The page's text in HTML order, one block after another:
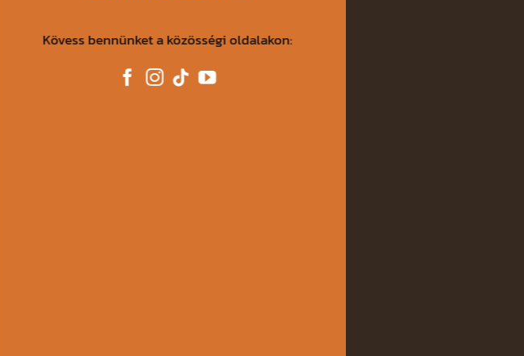
Kövess bennünket a közösségi oldalakon: